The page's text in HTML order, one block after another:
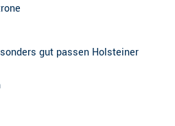
gut passen Holsteiner